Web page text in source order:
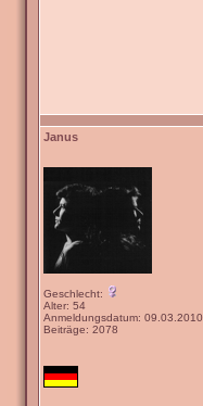
Janus
Geschlecht:
Alter: 54
Anmeldungsdatum: 09.03.2010
Beiträge: 2078